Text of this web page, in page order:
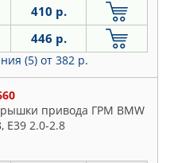
410 р.
446 р.
(5) от 382 р.
привода ГРМ BMW
E39 2.0-2.8